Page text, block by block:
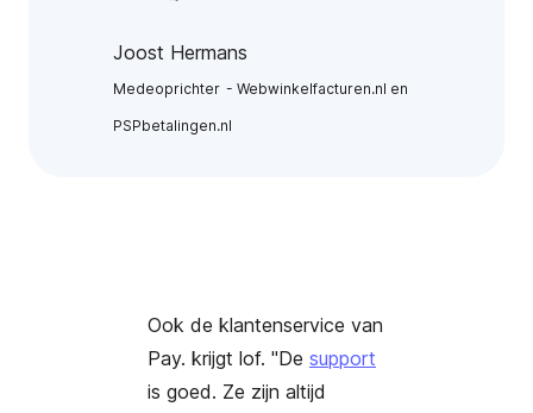
Joost Hermans
Medeoprichter Webwinkelfacturen.nl en
PSPbetalingen.nl
Ook de klantenservice van
Pay. krijgt lof. "De support
is goed. Ze zijn altijd